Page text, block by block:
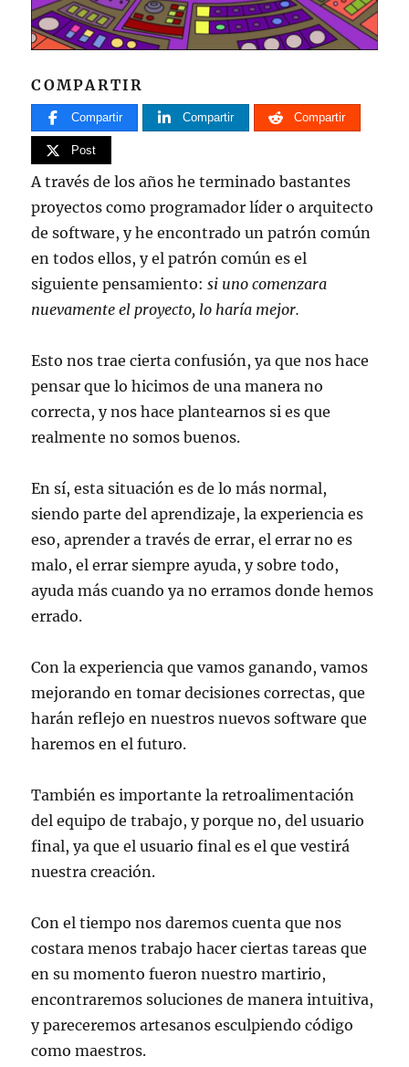
COMPARTIR
Compartir Compartir Compartir
Post
A través de los años he terminado bastantes
proyectos como programador líder o arquitecto
de software, y he encontrado un patrón común
en todos ellos, y el patrón común es el
siguiente pensamiento:si uno comenzara
nuevamente el proyecto, lo haría mejor.
Esto nos trae cierta confusión, ya que nos hace
pensar que lo hicimos de una manera no
correcta, y nos hace plantearnos si es que
realmente no somos buenos.
En sí, esta situación es de lo más normal,
siendo parte del aprendizaje, la experiencia es
eso, aprender a través de errar, el errar no es
malo, el errar siempre ayuda, y sobre todo,
ayuda más cuando ya no erramos donde hemos
errado.
Con la experiencia que vamos ganando, vamos
mejorando en tomar decisiones correctas, que
harán reflejo en nuestros nuevos software que
haremos en el futuro.
También es importante la retroalimentación
del equipo de trabajo, y porque no, del usuario
final, ya que el usuario final es el que vestirá
nuestra creación.
Con el tiempo nos daremos cuenta que nos
costara menos trabajo hacer ciertas tareas que
en su momento fueron nuestro martirio,
encontraremos soluciones de manera intuitiva,
y pareceremos artesanos esculpiendo código
como maestros.